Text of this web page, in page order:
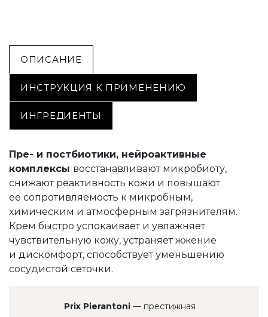
ОПИСАНИЕ
ИНСТРУКЦИЯ К ПРИМЕНЕНИЮ
ИНГРЕДИЕНТЫ
Пре- и постбиотики, нейроактивные
комплексы восстанавливают микробиоту,
снижают реактивность кожи и повышают
ее сопротивляемость к микробным,
химическим и атмосферным загрязнителям.
Крем быстро успокаивает и увлажняет
чувствительную кожу, устраняет жжение
и дискомфорт, способствует уменьшению
сосудистой сеточки.
Prix Pierantoni— престижная